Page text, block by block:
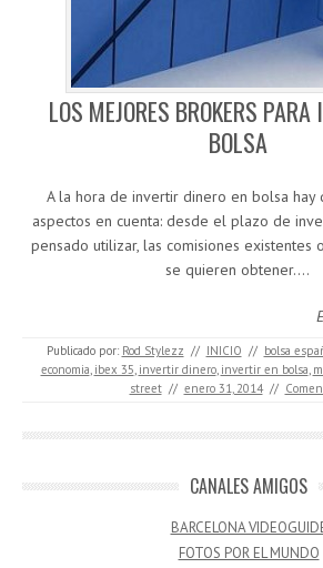
LOS MEJORES BROKERS PARA
BOLSA
A la hora de invertir dinero en bolsa hay
aspectos en cuenta: desde el plazo de
pensado utilizar, las comisiones existentes
se quieren obtener.…
Publicado por: Rod Stylezz // INICIO // bolsa
economia, ibex 35, invertir dinero, invertir en bolsa,
street // enero 31, 2014 //
CANALES AMIGOS
BARCELONA
FOTOS POR EL MUNDO